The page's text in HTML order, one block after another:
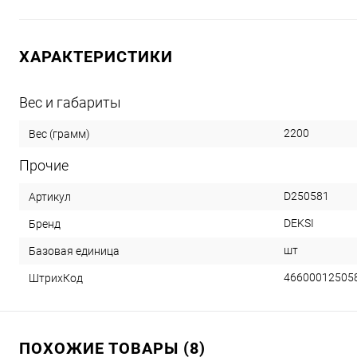
ХАРАКТЕРИСТИКИ
Вес и габариты
Вес (грамм) 2200
Прочие
Артикул D250581
Бренд DEKSI
Базовая единица шт
ШтрихКод
ПОХОЖИЕ ТОВАРЫ (8)